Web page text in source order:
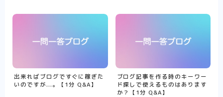
出来ればブログですぐに稼ぎた
いのですが...。【1分 Q&A】
ブログ記事を作る時のキーワー
ド探しで使えるものはあります
か？【1分 Q&A】